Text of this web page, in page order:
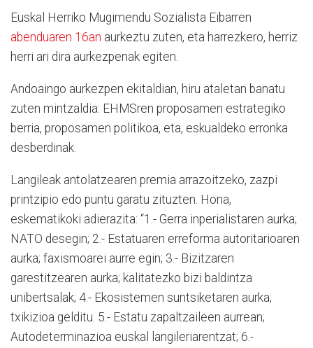
Euskal Herriko Mugimendu Sozialista Eibarren
abenduaren 16an aurkeztu zuten, eta harrezkero, herriz
herri ari dira aurkezpenak egiten.
Andoaingo aurkezpen ekitaldian, hiru ataletan banatu
zuten mintzaldia: EHMSren proposamen estrategiko
berria, proposamen politikoa, eta, eskualdeko erronka
desberdinak.
Langileak antolatzearen premia arrazoitzeko, zazpi
printzipio edo puntu garatu zituzten. Hona,
eskematikoki adierazita: “1.- Gerra inperialistaren aurka;
NATO desegin; 2.- Estatuaren erreforma autoritarioaren
aurka; faxismoarei aurre egin; 3.- Bizitzaren
garestitzearen aurka; kalitatezko bizi baldintza
unibertsalak; 4.- Ekosistemen suntsiketaren aurka;
txikizioa gelditu. 5.- Estatu zapaltzaileen aurrean;
Autodeterminazioa euskal langileriarentzat; 6.-